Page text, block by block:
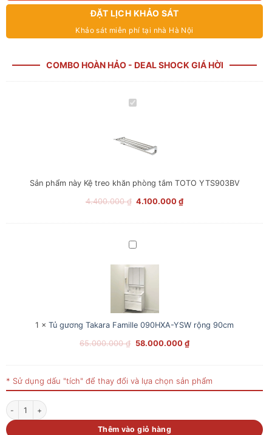
ĐẶT LỊCH KHẢO SÁT
Khảo sát miễn phí tại nhà Hà Nội
Kệ treo khăn phòng tắm TOTO YTS903BV số lượng
Thêm vào giỏ hàng
COMBO HOÀN HẢO - DEAL SHOCK GIÁ HỜI
Kệ
tắm
Sản phẩm này Kệ treo khăn phòng tắm TOTO YTS903BV
4.400.000₫ Giá
là:
4.100.000₫Giá
tại
Tủ
Takara
Famille
090HXA-
YSW
rộng
90cm
1 × Tủ gương Takara Famille 090HXA-YSW rộng 90cm
65.000.000₫ Giá
là:
65.000.000 ₫.
58.000.000 ₫Giá
tại
là:
58.000.000 ₫.
* Sử dụng dấu "tích" để thay đổi và lựa chọn sản phẩm